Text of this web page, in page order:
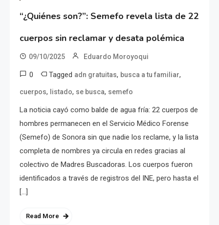
“¿Quiénes son?”: Semefo revela lista de 22
cuerpos sin reclamar y desata polémica
09/10/2025 Eduardo Moroyoqui
0 Tagged adn gratuitas, busca a tu familiar,
cuerpos, listado, se busca, semefo
La noticia cayó como balde de agua fría: 22 cuerpos de
hombres permanecen en el Servicio Médico Forense
(Semefo) de Sonora sin que nadie los reclame, y la lista
completa de nombres ya circula en redes gracias al
colectivo de Madres Buscadoras. Los cuerpos fueron
identificados a través de registros del INE, pero hasta el
[…]
Read More